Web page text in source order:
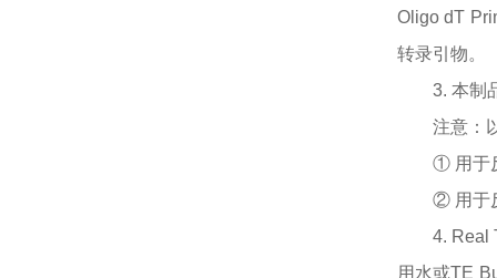
Oligo dT
转录引物。
3. 本制
注意：
① 用于
② 用于
4. Real
用水或TE